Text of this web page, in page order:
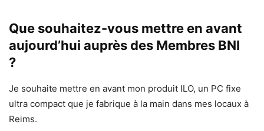
Que souhaitez-vous mettre en avant
aujourd’hui auprès des Membres BNI
?
Je souhaite mettre en avant mon produit ILO, un PC fixe
ultra compact que je fabrique à la main dans mes locaux à
Reims.